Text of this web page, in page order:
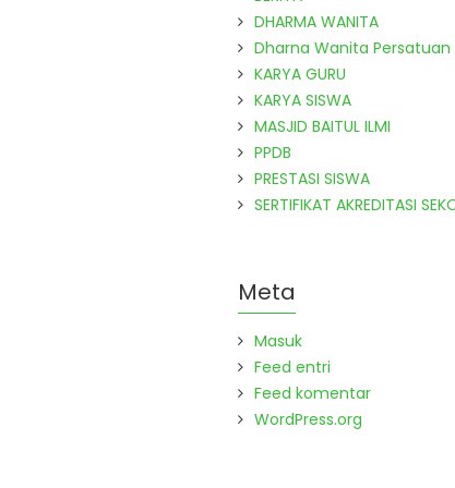
DHARMA WANITA
Dharna Wanita Persatuan
KARYA GURU
KARYA SISWA
MASJID BAITUL ILMI
PPDB
PRESTASI SISWA
SERTIFIKAT AKREDITASI
Meta
Masuk
Feed entri
Feed komentar
WordPress.org